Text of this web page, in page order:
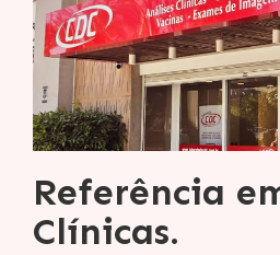
Referência
Clínicas.